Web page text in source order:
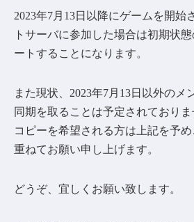
2023年7月13日以降にゲームを開始
トサーバに参加した場合は初期状
ートすることになります。
また現状、2023年7月13日以外のメ
同期を取ることは予定されており
コピーを希望される方は上記を予
重ねてお願い申し上げます。
どうぞ、宜しくお願い致します。